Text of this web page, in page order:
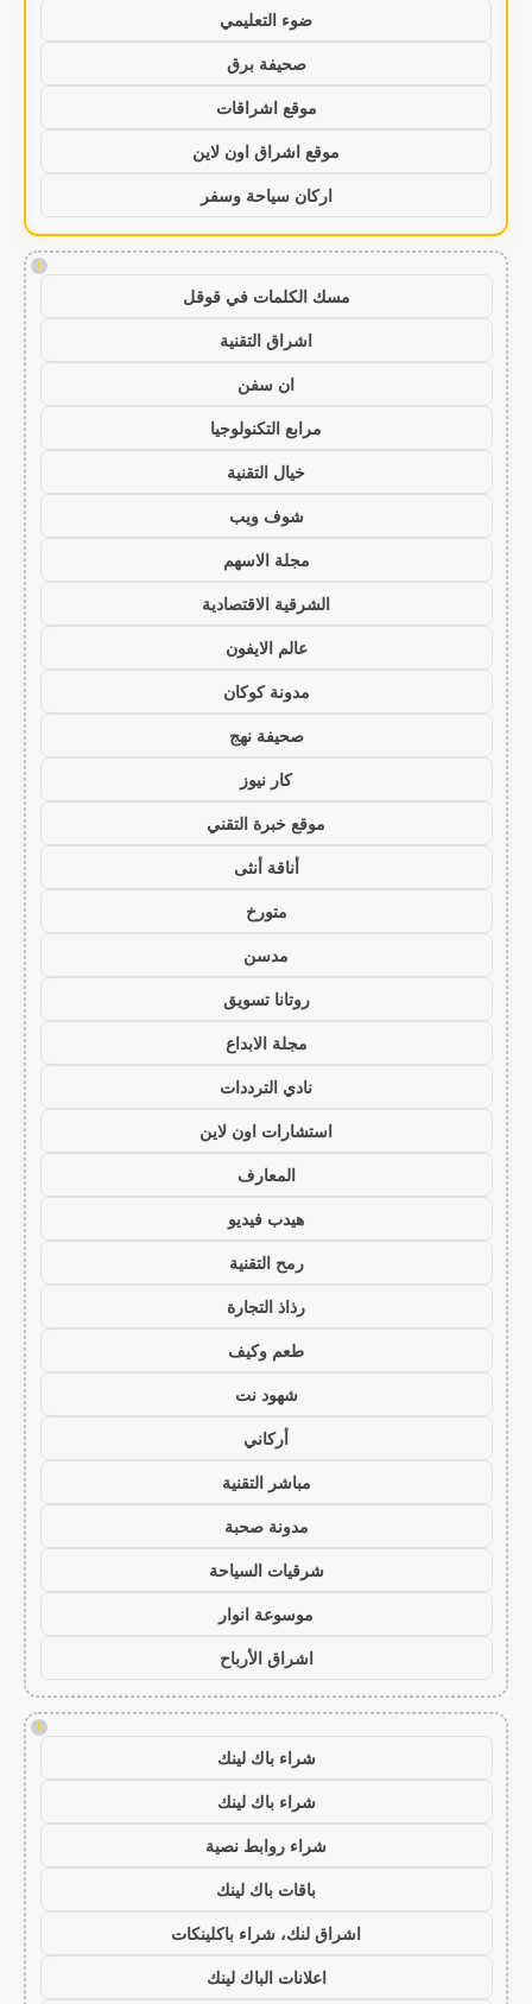
ضوء التعليمي
صحيفة برق
موقع اشراقات
موقع اشراق اون لاين
اركان سياحة وسفر
!
مسك الكلمات في قوقل
اشراق التقنية
ان سفن
مرابع التكنولوجيا
خيال التقنية
شوف ويب
مجلة الاسهم
الشرقية الاقتصادية
عالم الايفون
مدونة كوكان
صحيفة نهج
كار نيوز
موقع خبرة التقني
أناقة أنثى
متورخ
مدسن
روتانا تسويق
مجلة الابداع
نادي الترددات
استشارات اون لاين
المعارف
هيدب فيديو
رمح التقنية
رذاذ التجارة
طعم وكيف
شهود نت
أركاني
مباشر التقنية
مدونة صحبة
شرقيات السياحة
موسوعة انوار
اشراق الأرباح
!
شراء باك لينك
شراء باك لينك
شراء روابط نصية
باقات باك لينك
اشراق لنك، شراء باكلينكات
اعلانات الباك لينك